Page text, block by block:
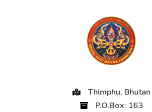
Thimphu, Bhutan
P.O.Box: 163